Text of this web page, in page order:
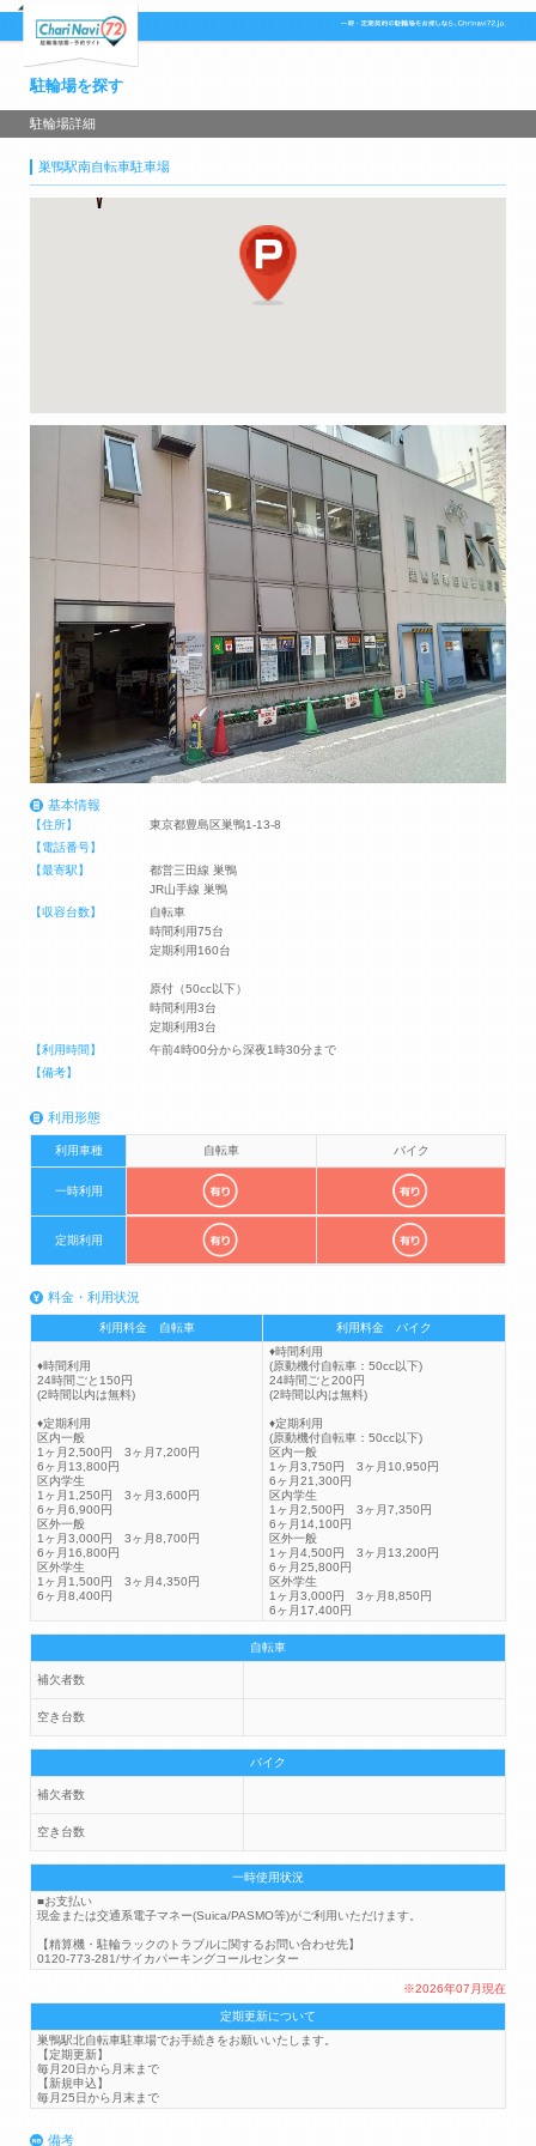
駐輪場を探す
駐輪場詳細
巣鴨駅南自転車駐車場
基本情報
【住所】
東京都豊島区巣鴨1-13-8
【電話番号】
【最寄駅】
都営三田線 巣鴨
JR山手線 巣鴨
【収容台数】
自転車
時間利用75台
定期利用160台
原付（50cc以下）
時間利用3台
定期利用3台
【利用時間】
午前4時00分から深夜1時30分まで
【備考】
利用形態
利用車種 自転車 バイク
一時利用
定期利用
料金・利用状況
利用料金 自転車 利用料金 バイク
♦時間利用
24時間ごと150円
(2時間以内は無料)
♦定期利用
区内一般
1ヶ月2,500円 3ヶ月7,200円
6ヶ月13,800円
区内学生
1ヶ月1,250円 3ヶ月3,600円
6ヶ月6,900円
区外一般
1ヶ月3,000円 3ヶ月8,700円
6ヶ月16,800円
区外学生
1ヶ月1,500円 3ヶ月4,350円
6ヶ月8,400円
♦時間利用
(原動機付自転車：50cc以下)
24時間ごと200円
(2時間以内は無料)
♦定期利用
(原動機付自転車：50cc以下)
区内一般
1ヶ月3,750円 3ヶ月10,950円
6ヶ月21,300円
区内学生
1ヶ月2,500円 3ヶ月7,350円
6ヶ月14,100円
区外一般
1ヶ月4,500円 3ヶ月13,200円
6ヶ月25,800円
区外学生
1ヶ月3,000円 3ヶ月8,850円
6ヶ月17,400円
自転車
補欠者数
空き台数
バイク
補欠者数
空き台数
一時使用状況
■お支払い
現金または交通系電子マネー(Suica/PASMO等)がご利用いただけます。
【精算機・駐輪ラックのトラブルに関するお問い合わせ先】
0120-773-281/サイカパーキングコールセンター
※2026年07月現在
定期更新について
巣鴨駅北自転車駐車場でお手続きをお願いいたします。
【定期更新】
毎月20日から月末まで
【新規申込】
毎月25日から月末まで
備考